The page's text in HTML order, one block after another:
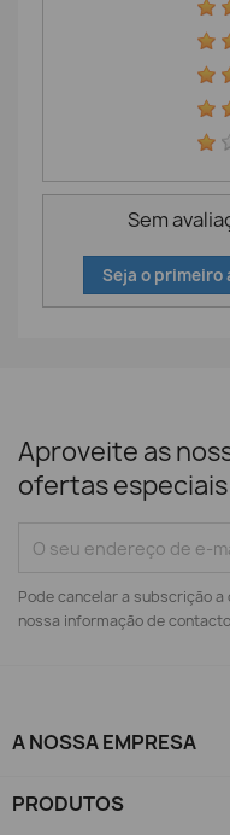
Sem
Seja o primeiro
Aproveite as
ofertas especiais
Pode cancelar a subscrição
nossa informação de
A NOSSA EMPRESA
PRODUTOS